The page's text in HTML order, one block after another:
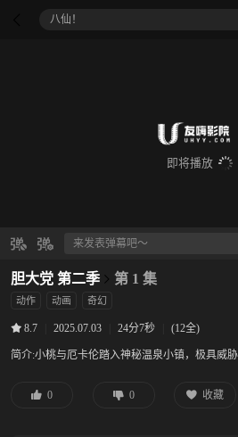
八仙！
即将播放
胆大党 第二季 第 1 集
动作 动画 奇幻
8.7 2025.07.03 24分7秒 (12全)
简介:小桃与厄卡伦踏入神秘温泉小镇，极具威
0 0 收藏